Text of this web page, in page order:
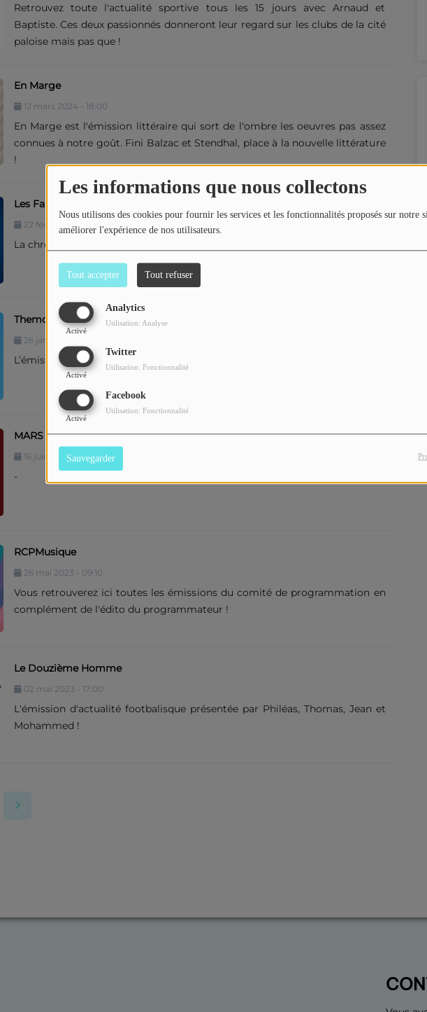
Les informations que nous collectons
Nous utilisons des cookies pour fournir les services et les fonctionnalités proposés sur notre
améliorer l'expérience de nos utilisateurs.
Tout accepter Tout refuser
Analytics
Activé
Utilisation: Analyse
Twitter
Activé
Utilisation: Fonctionnalité
Facebook
Activé
Utilisation: Fonctionnalité
Sauvegarder
Retrouvez toute l'actualité sportive tous les 15 jours avec Arnaud et
Baptiste. Ces deux passionnés donneront leur regard sur les clubs de la cité
paloise mais pas que !
En Marge
12 mars 2024 - 18:00
En Marge est l'émission littéraire qui sort de l'ombre les oeuvres pas assez
connues à notre goût. Fini Balzac et Stendhal, place à la nouvelle littérature
!
Les Fables Musicales
22 février 2024 - 18:00
La chronique musicale de Radio Campus Pau !
Themciné
26 janvier 2024 - 21:00
L’émission Ciné, animée par Tom, Melvyn et Lucas.
MARS Audio
16 juin 2023 - 17:00
-
RCPMusique
26 mai 2023 - 09:10
Vous retrouverez ici toutes les émissions du comité de programmation en
complément de l'édito du programmateur !
Le Douzième Homme
02 mai 2023 - 17:00
L'émission d'actualité footbalisque présentée par Philéas, Thomas, Jean et
Mohammed !